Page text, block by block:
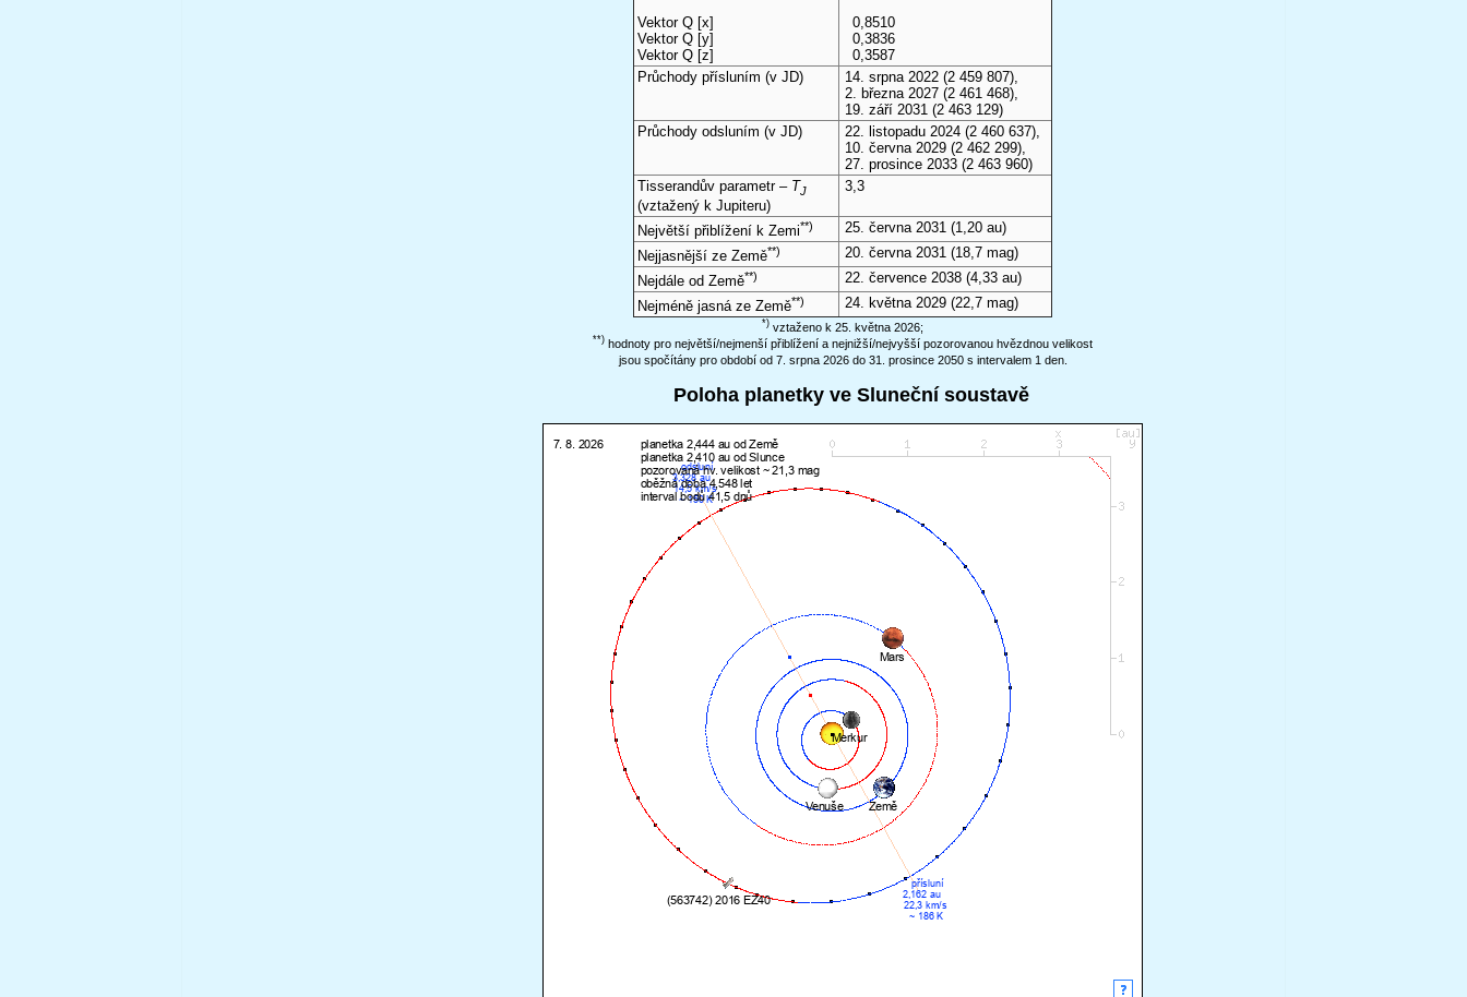
Vektor Q [x]
Vektor Q [y]
Vektor Q [z]
0,8510
0,3836
0,3587
Průchody přísluním (v JD) 14. srpna 2022 (2 459 807),
2. března 2027 (2 461 468),
19. září 2031 (2 463 129)
Průchody odsluním (v JD) 22. listopadu 2024 (2 460 637),
10. června 2029 (2 462 299),
27. prosince 2033 (2 463 960)
Tisserandův parametr – TJ
(vztažený k Jupiteru)
3,3
Největší přiblížení k Zemi**) 25. června 2031 (1,20 au)
Nejjasnější ze Země**) 20. června 2031 (18,7 mag)
Nejdále od Země**) 22. července 2038 (4,33 au)
Nejméně jasná ze Země**) 24. května 2029 (22,7 mag)
*) vztaženo k 25. května 2026;
**) hodnoty pro největší/nejmenší přiblížení a nejnižší/nejvyšší pozorovanou hvězdnou velikost
jsou spočítány pro období od 7. srpna 2026 do 31. prosince 2050 s intervalem 1 den.
Poloha planetky ve Sluneční soustavě